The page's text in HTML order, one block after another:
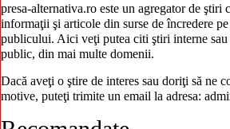
presa-alternativa.ro este un agregator de ştiri
informaţii şi articole din surse de încredere
publicului. Aici veţi putea citi ştiri interne sau
public, din mai multe domenii.
Dacă aveţi o ştire de interes sau doriţi să ne
motive, puteţi trimite un email la adresa: